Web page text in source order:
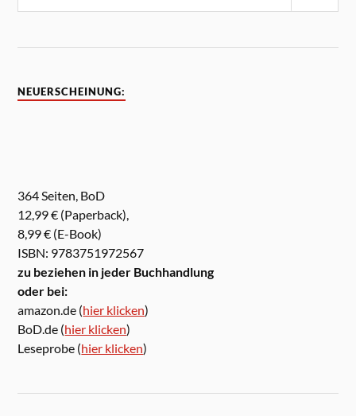
NEUERSCHEINUNG:
364 Seiten, BoD
12,99 € (Paperback),
8,99 € (E-Book)
ISBN: 9783751972567
zu beziehen in jeder Buchhandlung
oder bei:
amazon.de (hier klicken)
BoD.de (hier klicken)
Leseprobe (hier klicken)